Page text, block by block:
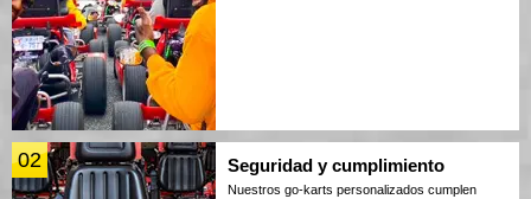
02 Seguridad y cumplimiento
Nuestros go-karts personalizados cumplen